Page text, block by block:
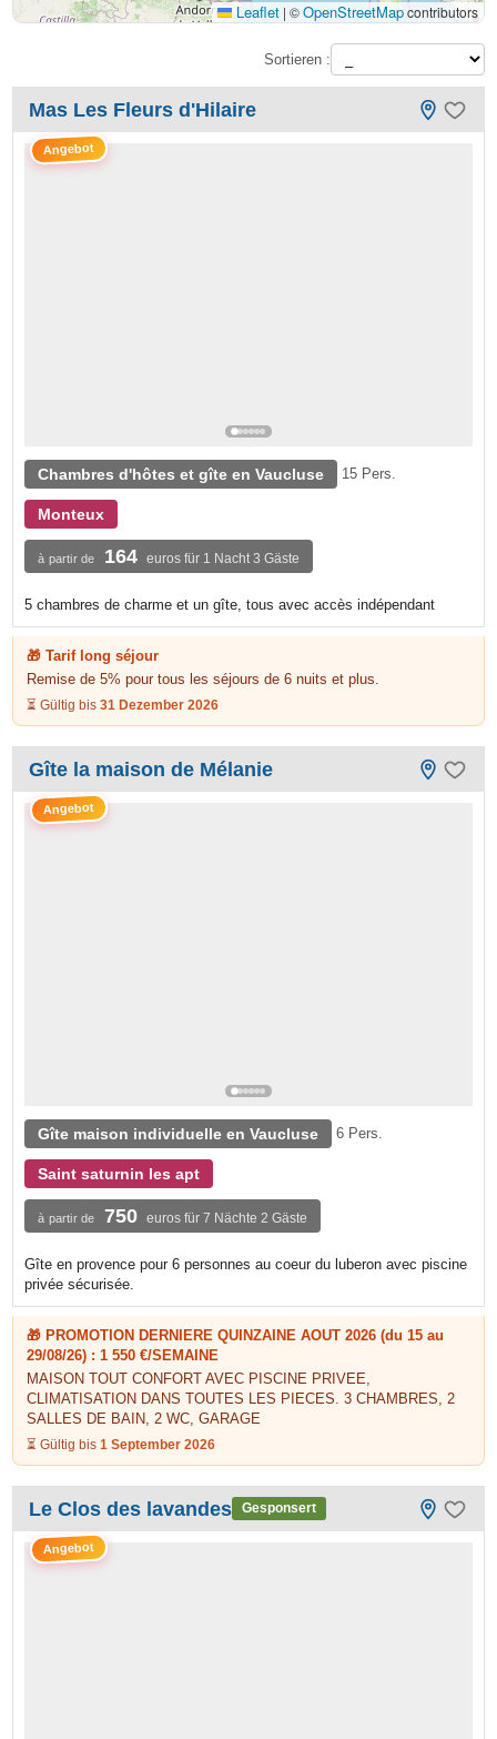
Leaflet | ©OpenStreetMapcontributors
Sortieren :
Angebot
Mas Les Fleurs d'Hilaire
Chambres d'hôtes et gîte en Vaucluse 15 Pers.
Monteux
à partir de 164 euros für 1 Nacht 3 Gäste
5 chambres de charme et un gîte, tous avec accès indépendant
🎁 Tarif long séjour
Remise de 5% pour tous les séjours de 6 nuits et plus.
⏳ Gültig bis31 Dezember 2026
Angebot
Gîte la maison de Mélanie
Gîte maison individuelle en Vaucluse 6 Pers.
Saint saturnin les apt
à partir de 750 euros für 7 Nächte 2 Gäste
Gîte en provence pour 6 personnes au coeur du luberon avec piscine
privée sécurisée.
🎁 PROMOTION DERNIERE QUINZAINE AOUT 2026 (du 15 au
29/08/26) : 1 550 €/SEMAINE
MAISON TOUT CONFORT AVEC PISCINE PRIVEE,
CLIMATISATION DANS TOUTES LES PIECES. 3 CHAMBRES, 2
SALLES DE BAIN, 2 WC, GARAGE
⏳ Gültig bis1 September 2026
Angebot
Le Clos des lavandes Gesponsert